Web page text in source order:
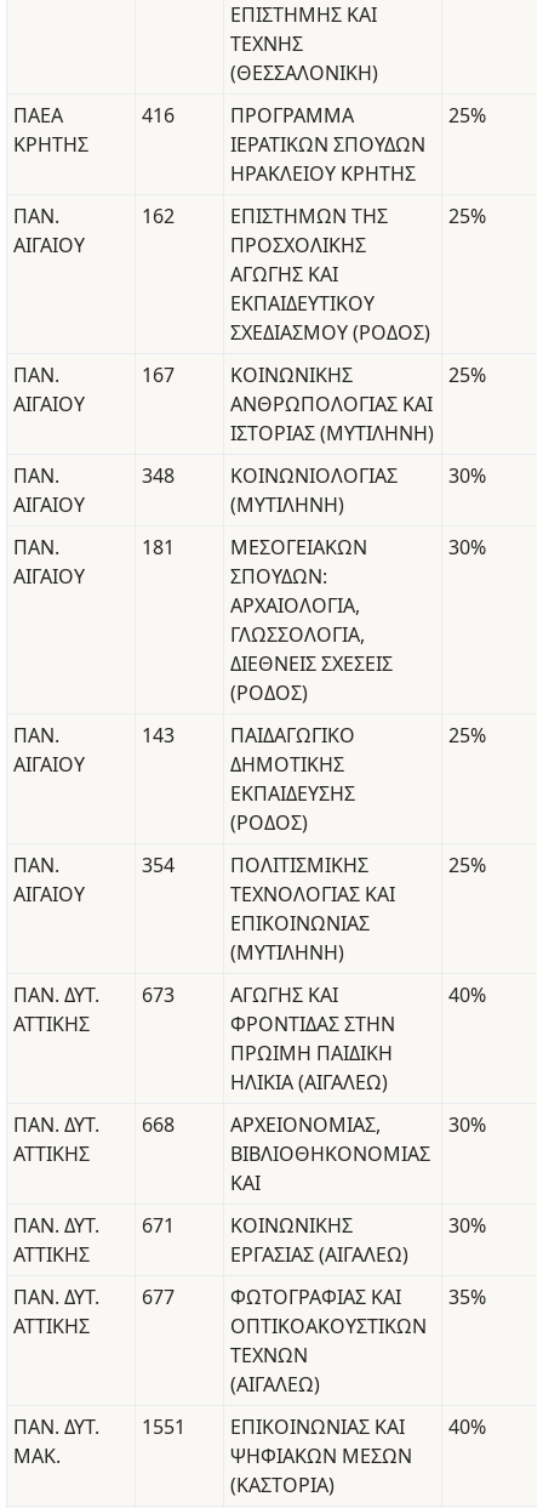
ΕΠΙΣΤΗΜΗΣ ΚΑΙ
ΤΕΧΝΗΣ
(ΘΕΣΣΑΛΟΝΙΚΗ)
ΠΑΕΑ
ΚΡΗΤΗΣ
416
ΠΡΟΓΡΑΜΜΑ
ΙΕΡΑΤΙΚΩΝ ΣΠΟΥΔΩΝ
ΗΡΑΚΛΕΙΟΥ ΚΡΗΤΗΣ
25%
ΠΑΝ.
ΑΙΓΑΙΟΥ
162
ΕΠΙΣΤΗΜΩΝ ΤΗΣ
ΠΡΟΣΧΟΛΙΚΗΣ
ΑΓΩΓΗΣ ΚΑΙ
ΕΚΠΑΙΔΕΥΤΙΚΟΥ
ΣΧΕΔΙΑΣΜΟΥ (ΡΟΔΟΣ)
25%
ΠΑΝ.
ΑΙΓΑΙΟΥ
167
ΚΟΙΝΩΝΙΚΗΣ
ΑΝΘΡΩΠΟΛΟΓΙΑΣ ΚΑΙ
ΙΣΤΟΡΙΑΣ (ΜΥΤΙΛΗΝΗ)
25%
ΠΑΝ.
ΑΙΓΑΙΟΥ
348
ΚΟΙΝΩΝΙΟΛΟΓΙΑΣ
(ΜΥΤΙΛΗΝΗ)
30%
ΠΑΝ.
ΑΙΓΑΙΟΥ
181
ΜΕΣΟΓΕΙΑΚΩΝ
ΣΠΟΥΔΩΝ:
ΑΡΧΑΙΟΛΟΓΙΑ,
ΓΛΩΣΣΟΛΟΓΙΑ,
ΔΙΕΘΝΕΙΣ ΣΧΕΣΕΙΣ
(ΡΟΔΟΣ)
30%
ΠΑΝ.
ΑΙΓΑΙΟΥ
143
ΠΑΙΔΑΓΩΓΙΚΟ
ΔΗΜΟΤΙΚΗΣ
ΕΚΠΑΙΔΕΥΣΗΣ
(ΡΟΔΟΣ)
25%
ΠΑΝ.
ΑΙΓΑΙΟΥ
354
ΠΟΛΙΤΙΣΜΙΚΗΣ
ΤΕΧΝΟΛΟΓΙΑΣ ΚΑΙ
ΕΠΙΚΟΙΝΩΝΙΑΣ
(ΜΥΤΙΛΗΝΗ)
25%
ΠΑΝ. ΔΥΤ.
ΑΤΤΙΚΗΣ
673
ΑΓΩΓΗΣ ΚΑΙ
ΦΡΟΝΤΙΔΑΣ ΣΤΗΝ
ΠΡΩΙΜΗ ΠΑΙΔΙΚΗ
ΗΛΙΚΙΑ (ΑΙΓΑΛΕΩ)
40%
ΠΑΝ. ΔΥΤ.
ΑΤΤΙΚΗΣ
668
ΑΡΧΕΙΟΝΟΜΙΑΣ,
ΒΙΒΛΙΟΘΗΚΟΝΟΜΙΑΣ
ΚΑΙ
30%
ΠΑΝ. ΔΥΤ.
ΑΤΤΙΚΗΣ
671
ΚΟΙΝΩΝΙΚΗΣ
ΕΡΓΑΣΙΑΣ (ΑΙΓΑΛΕΩ)
30%
ΠΑΝ. ΔΥΤ.
ΑΤΤΙΚΗΣ
677
ΦΩΤΟΓΡΑΦΙΑΣ ΚΑΙ
ΟΠΤΙΚΟΑΚΟΥΣΤΙΚΩΝ
ΤΕΧΝΩΝ
(ΑΙΓΑΛΕΩ)
35%
ΠΑΝ. ΔΥΤ.
ΜΑΚ.
1551
ΕΠΙΚΟΙΝΩΝΙΑΣ ΚΑΙ
ΨΗΦΙΑΚΩΝ ΜΕΣΩΝ
(ΚΑΣΤΟΡΙΑ)
40%